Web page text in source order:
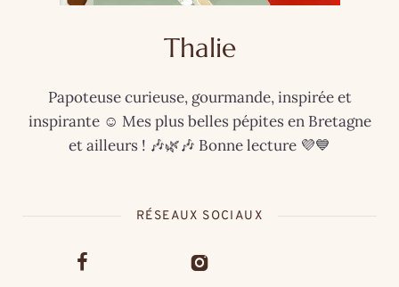
Thalie
Papoteuse curieuse, gourmande, inspirée et
inspirante ☺️ Mes plus belles pépites en Bretagne
et ailleurs ! 🎶🌿🎶 Bonne lecture 💜💙
RÉSEAUX SOCIAUX